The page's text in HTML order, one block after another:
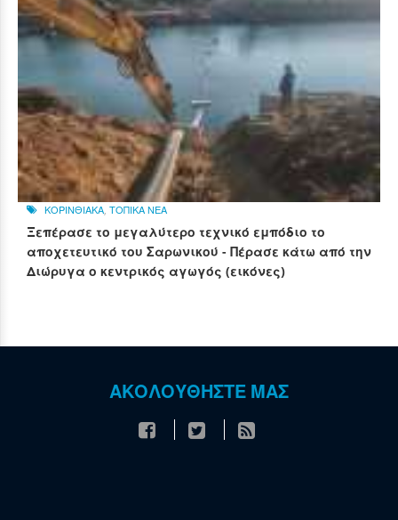
ΚΟΡΙΝΘΙΑΚΑ ΤΟΠΙΚΑ ΝΕΑ
Ξεπέρασε το μεγαλύτερο τεχνικό εμπόδιο το
αποχετευτικό του Σαρωνικού - Πέρασε κάτω από την
Διώρυγα ο κεντρικός αγωγός (εικόνες)
ΑΚΟΛΟΥΘΗΣΤΕ ΜΑΣ